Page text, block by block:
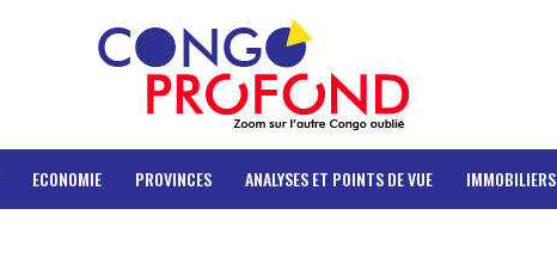
ECONOMIE PROVINCES ANALYSES ET POINTS DE VUE IMMOBILIERS